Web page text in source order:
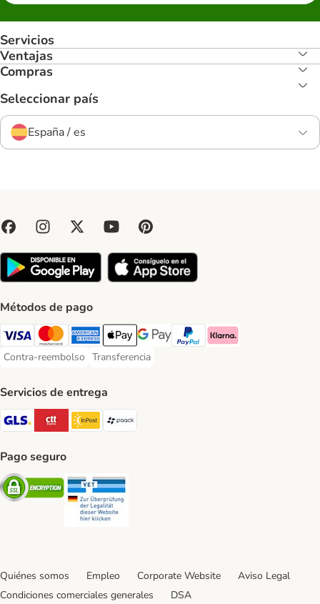
Servicios
Ventajas
Compras
Seleccionar país
España / es
Métodos de pago
Visa Payment Method
Mastercard Payment Method
American Express Payment Method
Apple Pay Payment Method
Google Pay Payment Method
PayPal Payment Method
Klarna Payment Method
Contra-reembolso
Contra-reembolso Payment Method
Transferencia
Transferencia Payment Method
Servicios de entrega
GLS Shipping Method
CTTExpress Shipping Method
InPost Shipping Method
Pago seguro
Security
Quiénes somos Empleo Corporate Website
Aviso Legal
Condiciones comerciales generales
DSA